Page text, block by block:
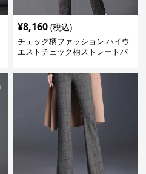
¥8,160 (税込)
チェック柄ファッション ハイウ
エストチェック柄ストレートパ